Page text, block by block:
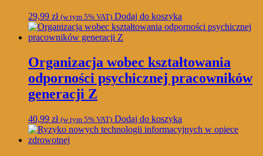
29,99 zł (w tym 5% VAT) Dodaj do koszyka
Organizacja wobec kształtowania
odporności psychicznej pracowników
generacji Z
40,99 zł (w tym 5% VAT) Dodaj do koszyka